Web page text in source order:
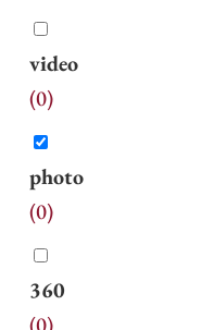
video
(0)
photo
(0)
360